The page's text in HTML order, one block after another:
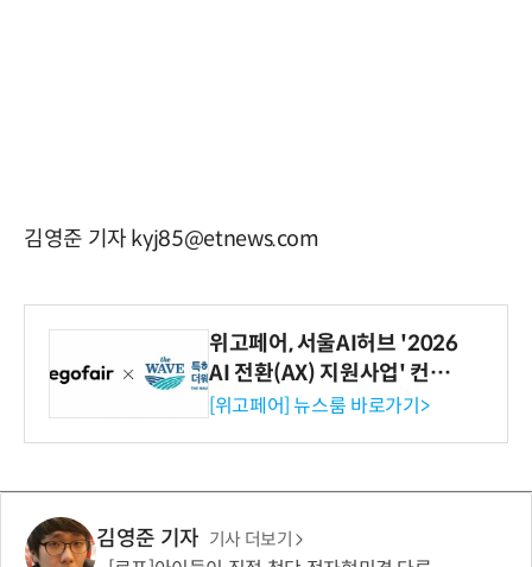
김영준 기자 kyj85@etnews.com
위고페어, 서울AI허브 '2026
AI 전환(AX) 지원사업' 컨소
시엄 선정
[위고페어] 뉴스룸 바로가기>
김영준 기자 기사 더보기